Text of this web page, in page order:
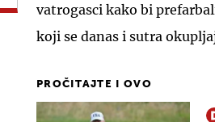
vatrogasci kako bi
koji se danas i sutra
PROČITAJTE I OVO